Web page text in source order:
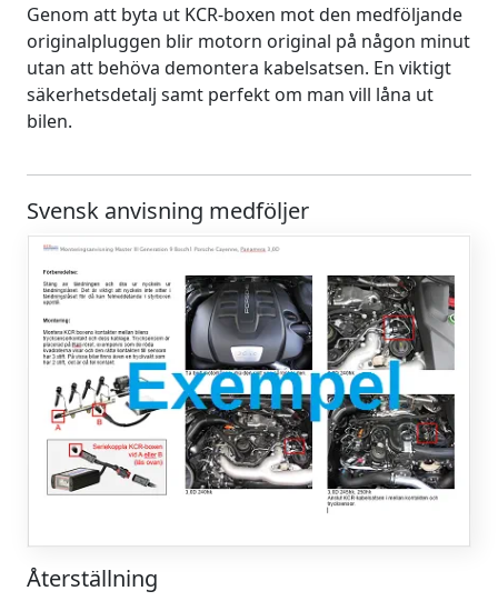
Genom att byta ut KCR-boxen mot den medföljande
originalpluggen blir motorn original på någon minut
utan att behöva demontera kabelsatsen. En viktigt
säkerhetsdetalj samt perfekt om man vill låna ut
bilen.
Svensk anvisning medföljer
Återställning